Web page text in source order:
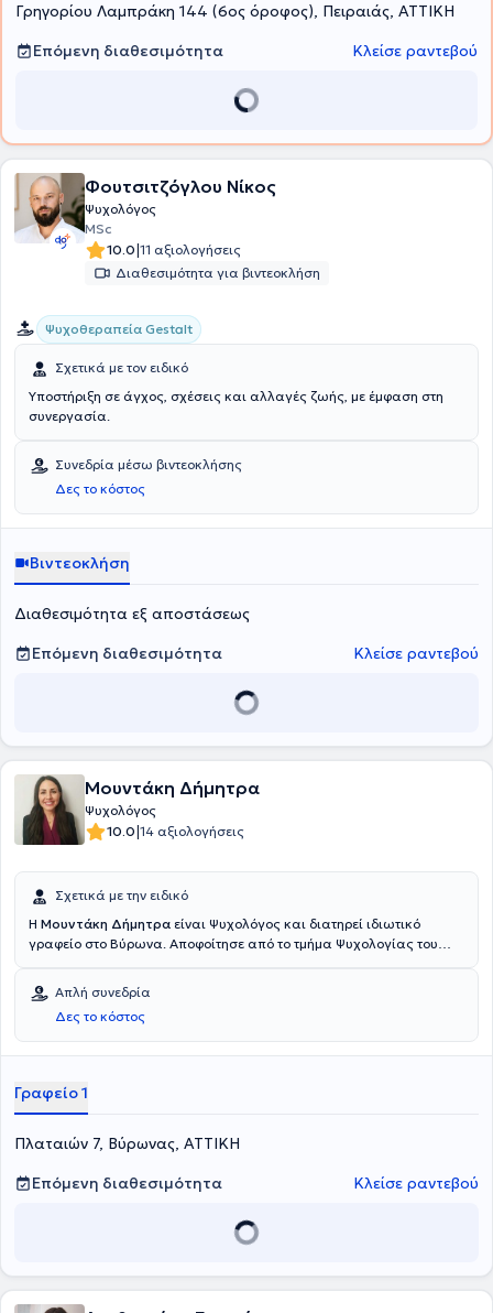
Γρηγορίου Λαμπράκη 144 (6ος όροφος), Πειραιάς, ΑΤΤΙΚΗ
Επόμενη διαθεσιμότητα
Κλείσε ραντεβού
Φουτσιτζόγλου Νίκος
Ψυχολόγος
MSc
10.0|11 αξιολογήσεις
Διαθεσιμότητα για βιντεοκλήση
Ψυχοθεραπεία Gestalt
Σχετικά με τον ειδικό
Υποστήριξη σε άγχος, σχέσεις και αλλαγές ζωής, με έμφαση στη
συνεργασία.
Συνεδρία μέσω βιντεοκλήσης
Δες το κόστος
Βιντεοκλήση
Διαθεσιμότητα εξ αποστάσεως
Επόμενη διαθεσιμότητα
Κλείσε ραντεβού
Μουντάκη Δήμητρα
Ψυχολόγος
10.0|14 αξιολογήσεις
Σχετικά με την ειδικό
Η Μουντάκη Δήμητρα είναι Ψυχολόγος και διατηρεί ιδιωτικό
γραφείο στο Βύρωνα. Αποφοίτησε από το τμήμα Ψυχολογίας του
μετεκπαίδευσή της στην Συστημική Ψυχοθεραπευτική Προσέγγιση
στο ΑΚΜΑ και έπειτα άρχισε να εκπαιδεύεται στο Emotion Focused
Therapy στο HiEFT. Είναι πιστοποιημένη εκπαιδεύτρια στο Inner
Relationship Focusing. Εργάζεται αναλαμβάνοντας άτομα και
στα Χανιά της Κρήτης.
Απλή συνεδρία
Δες το κόστος
Γραφείο 1
Πλαταιών 7, Βύρωνας, ΑΤΤΙΚΗ
Επόμενη διαθεσιμότητα
Κλείσε ραντεβού